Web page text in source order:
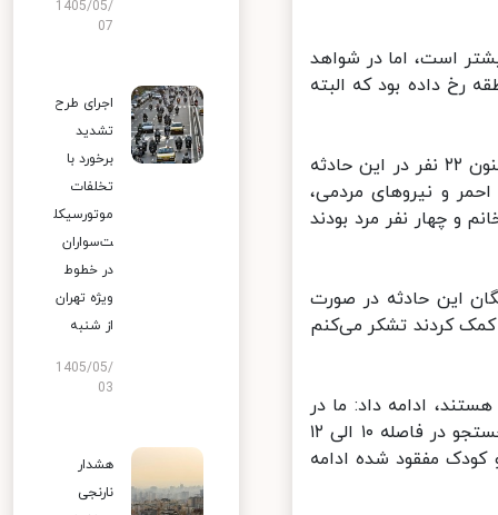
است، اما در شواهد
در این منطقه رخ داده بود که البته
نامی درباره آخرین آمار از جانباختگان این سیل نیز اظهارکرد: متاسفانه تاکنون ۲۲ نفر در این حادثه
احمر و نیروهای مردمی،
از این جانباختگان هفت نفر کودک، ۱۱ نفر خانم و چهار نفر مرد بودند
این حادثه در صورت
کردند تشکر می‌کنم
ادامه داد: ما در
مسجد روستا نیز جلسه ای با حضور وزیر کشور برای تقسیم‌بندی تیم‌های جستجو در فاصله ۱۰ الی ۱۲
مفقود شده ادامه
1405/05/
07
اجرای طرح
تشدید
برخورد با
تخلفات
موتورسیکل
ت‌سواران
در خطوط
ویژه تهران
از شنبه
1405/05/
03
هشدار
نارنجی